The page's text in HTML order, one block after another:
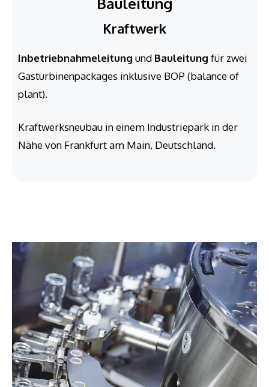
Kraftwerk
Inbetriebnahmeleitung und Bauleitung für zwei
Gasturbinenpackages inklusive BOP (balance of
plant).
Kraftwerksneubau in einem Industriepark in der
Nähe von Frankfurt am Main, Deutschland.